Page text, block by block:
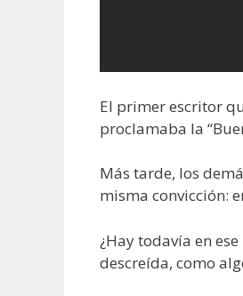
El primer escritor
proclamaba la
Más tarde, los
misma convicción:
¿Hay todavía en
descreída, como